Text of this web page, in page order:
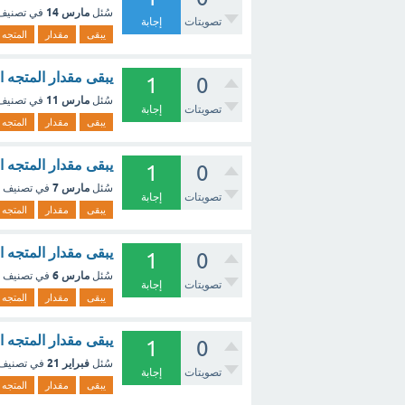
تصويتات إجابة
سُئل مارس 14 في
يبقى مقدار المتجه
0
تصويتات
1
إجابة
يبقى مقدار
سُئل مارس 11 في
يبقى مقدار المتجه
0
تصويتات
1
إجابة
يبقى مقدار
سُئل مارس 7 في تصنيف
يبقى مقدار المتجه
0
تصويتات
1
إجابة
يبقى مقدار المتجه
سُئل مارس 6 في تصنيف
يبقى مقدار المتجه
0
تصويتات
1
إجابة
يبقى مقدار المتجه
سُئل فبراير 21 في
يبقى مقدار المتجه